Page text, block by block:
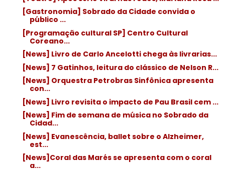
[Gastronomia] Sobrado da Cidade convida o
público ...
[Programação cultural SP] Centro Cultural
Coreano...
[News] Livro de Carlo Ancelotti chega às livrarias...
[News] 7 Gatinhos, leitura do clássico de Nelson R...
[News] Orquestra Petrobras Sinfônica apresenta
con...
[News] Livro revisita o impacto de Pau Brasil cem ...
[News] Fim de semana de música no Sobrado da
Cidad...
[News] Evanescência, ballet sobre o Alzheimer,
est...
[News]Coral das Marés se apresenta com o coral
a...